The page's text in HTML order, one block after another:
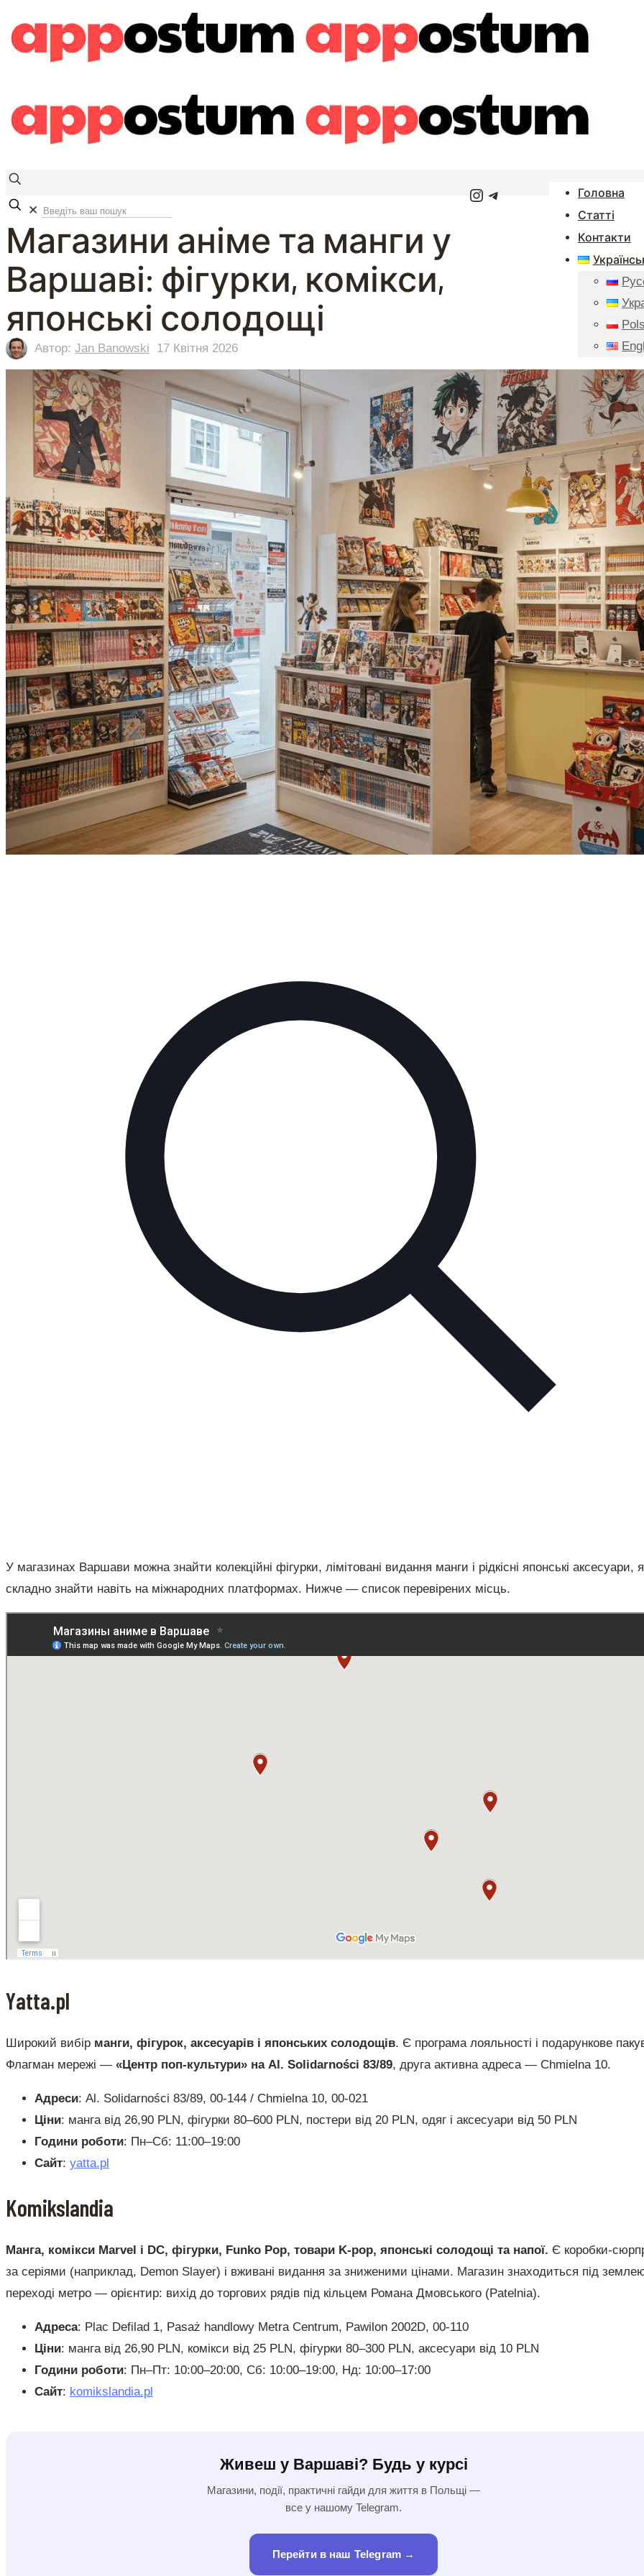
Головна
Статті
Контакти
Instagram
Telegram
✕
Магазини аніме та манги у
Варшаві: фігурки, комікси,
японські солодощі
Автор: Jan Banowski 17 Квітня 2026
У магазинах Варшави можна знайти колекційні фігурки, лімітовані видання манги і рідкісні японські аксесуари,
складно знайти навіть на міжнародних платформах. Нижче — список перевірених місць.
Yatta.pl
Широкий вибір манги, фігурок, аксесуарів і японських солодощів. Є програма лояльності і подарункове
Флагман мережі — «Центр поп-культури» на Al. Solidarności 83/89, друга активна адреса — Chmielna 10.
Адреси: Al. Solidarności 83/89, 00-144 / Chmielna 10, 00-021
Ціни: манга від 26,90 PLN, фігурки 80–600 PLN, постери від 20 PLN, одяг і аксесуари від 50 PLN
Години роботи: Пн–Сб: 11:00–19:00
Сайт: yatta.pl
Komikslandia
Манга, комікси Marvel і DC, фігурки, Funko Pop, товари K-pop, японські солодощі та напої. Є коробки-
за серіями (наприклад, Demon Slayer) і вживані видання за зниженими цінами. Магазин знаходиться під
переході метро — орієнтир: вихід до торгових рядів під кільцем Романа Дмовського (Patelnia).
Адреса: Plac Defilad 1, Pasaż handlowy Metra Centrum, Pawilon 2002D, 00-110
Ціни: манга від 26,90 PLN, комікси від 25 PLN, фігурки 80–300 PLN, аксесуари від 10 PLN
Години роботи: Пн–Пт: 10:00–20:00, Сб: 10:00–19:00, Нд: 10:00–17:00
Сайт: komikslandia.pl
Живеш у Варшаві? Будь у курсі
Магазини, події, практичні гайди для життя в Польщі —
все у нашому Telegram.
Перейти в наш Telegram →